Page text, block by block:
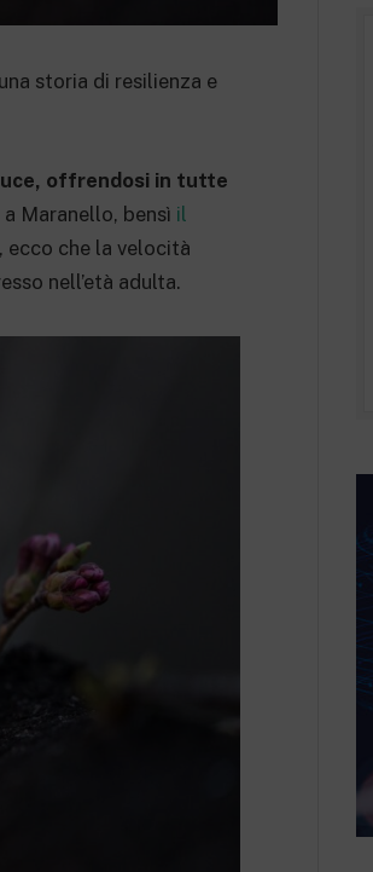
storia di resilienza e
offrendosi in tutte
Maranello, bensì il
, ecco che la velocità
nell’età adulta.